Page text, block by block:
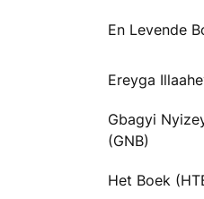
En Levende
Ereyga
Gbagyi
(GNB)
Het Boek